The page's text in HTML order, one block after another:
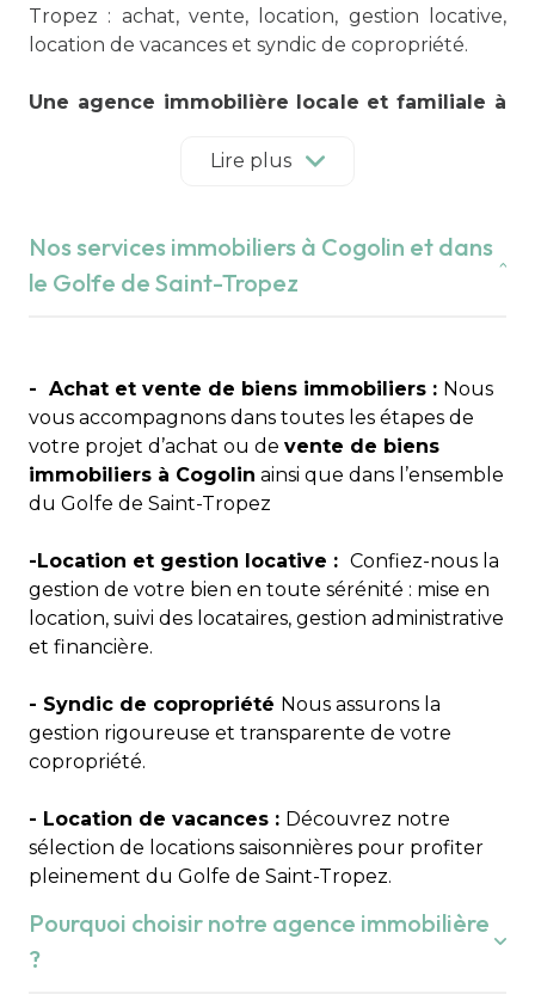
Tropez : achat, vente, location, gestion locative,
location de vacances et syndic de copropriété.
Une agence immobilière locale et familiale à
Implantée au cœur du Golfe de Saint-Tropez,
projets à Cogolin, Grimaud, Saint-Tropez,
Ramatuelle, Gassin, La Croix-Valmer, Cavalaire-
sur-Mer, La Garde-Freinet, Le Plan-de-la-Tour et
attachée à des valeurs essentielles :intégrité,
confiance et confidentialité.
Une expertise immobilière depuis plus de 21
ans
Fondée par Anabelle Lavagna après plusieurs
années d’expérience dans l’immobilier,
l’Immobilière du Golfe de Saint-Tropez est née
d’une volonté claire :
accompagner ses clients et valoriser le marché
immobilier local »
Aujourd’hui, mère et fils s’associent pour
accompagnement personnalisé à chaque client.
Lire plus
Nos services immobiliers à Cogolin et dans
le Golfe de Saint-Tropez
- Achat et vente de biens immobiliers : Nous
vous accompagnons dans toutes les étapes de
votre projet d’achat ou de vente de biens
immobiliers à Cogolin ainsi que dans l’ensemble
du Golfe de Saint-Tropez
-Location et gestion locative : Confiez-nous la
gestion de votre bien en toute sérénité : mise en
location, suivi des locataires, gestion administrative
et financière.
- Syndic de copropriété Nous assurons la
gestion rigoureuse et transparente de votre
copropriété.
- Location de vacances : Découvrez notre
sélection de locations saisonnières pour profiter
pleinement du Golfe de Saint-Tropez.
Pourquoi choisir notre agence immobilière
?